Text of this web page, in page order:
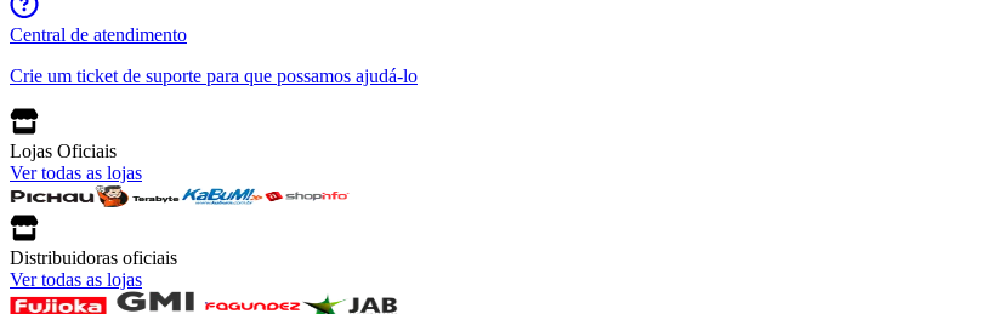
Central de atendimento
Crie um ticket de suporte para que possamos ajudá-lo
Lojas Oficiais
Ver todas as lojas
Distribuidoras oficiais
Ver todas as lojas